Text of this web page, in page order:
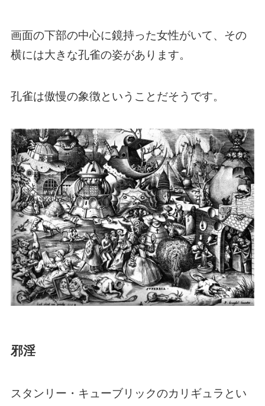
画面の下部の中心に鏡持った女性がいて、その
横には大きな孔雀の姿があります。
孔雀は傲慢の象徴ということだそうです。
邪淫
スタンリー・キューブリックのカリギュラとい